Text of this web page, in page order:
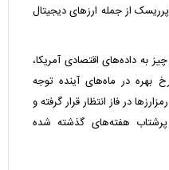
از جمله ارز‌های دیجیتال
به داده‌های اقتصادی آمریکا،
در ماه‌های آینده توجه
در فاز انتظار قرار گرفته و
پرشتاب هفته‌های گذشته شده